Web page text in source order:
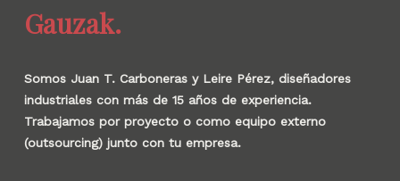
Gauzak.
Somos Juan T. Carboneras y Leire Pérez, diseñadores
industriales con más de 15 años de experiencia.
Trabajamos por proyecto o como equipo externo
(outsourcing) junto con tu empresa.